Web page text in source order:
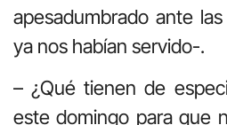
apesadumbrado ante
ya nos habían servido-.
– ¿Qué tienen de
este domingo para que